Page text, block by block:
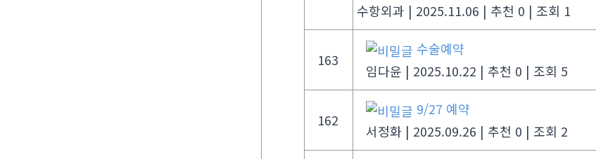
수항외과 | 2025.11.06 | 추천 0 | 조회 1
163
수술예약
임다윤 | 2025.10.22 | 추천 0 | 조회 5
162
9/27 예약
서정화 | 2025.09.26 | 추천 0 | 조회 2